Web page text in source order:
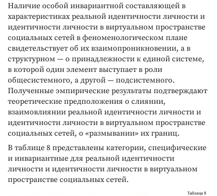
Наличие особой инвариантной составляющей в
характеристиках реальной идентичности личности и
идентичности личности в виртуальном пространстве
социальных сетей в феноменологическом плане
свидетельствует об их взаимопроникновении, а в
структурном — о принадлежности к единой системе,
в которой один элемент выступает в роли
общесистемного, а другой — подсистемного.
Полученные эмпирические результаты подтверждают
теоретические предположения о слиянии,
взаимовлиянии реальной идентичности личности и
идентичности личности в виртуальном пространстве
социальных сетей, о «размывании» их границ.
В таблице 8 представлены категории, специфические
и инвариантные для реальной идентичности
личности и идентичности личности в виртуальном
пространстве социальных сетей.